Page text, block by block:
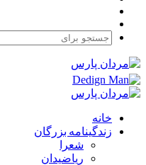
خانه
زندگینامه بزرگان
شعرا
ریاضیدان